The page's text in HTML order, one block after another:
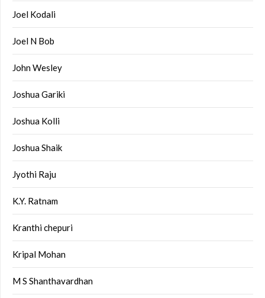
Joel Kodali
Joel N Bob
John Wesley
Joshua Gariki
Joshua Kolli
Joshua Shaik
Jyothi Raju
K.Y. Ratnam
Kranthi chepuri
Kripal Mohan
M S Shanthavardhan